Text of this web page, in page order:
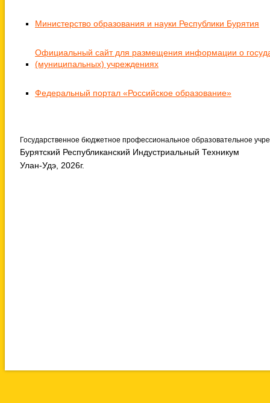
Министерство образования и науки Республики Бурятия
Официальный сайт для размещения информации о
(муниципальных) учреждениях
Федеральный портал «Российское образование»
Государственное бюджетное профессиональное образовательное
Бурятский Республиканский Индустриальный Техникум
Улан-Удэ, 2026г.